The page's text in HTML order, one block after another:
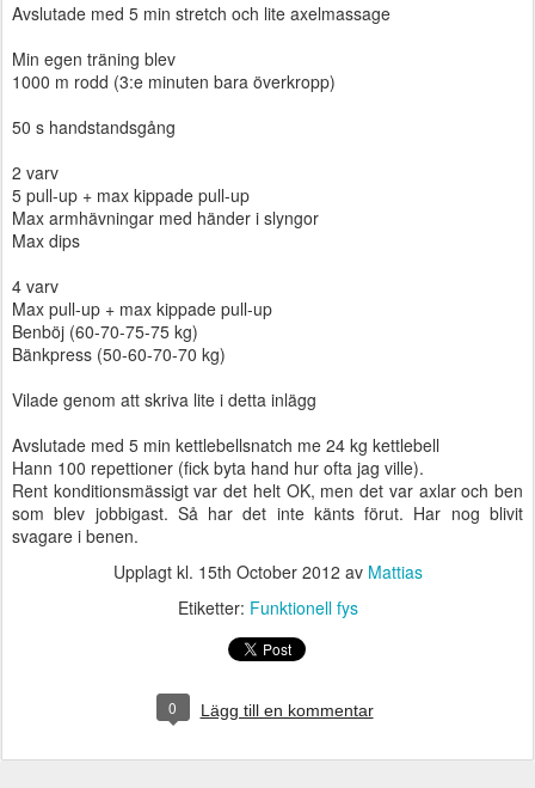
Avslutade med 5 min stretch och lite axelmassage
Min egen träning blev
1000 m rodd (3:e minuten bara överkropp)
50 s handstandsgång
2 varv
5 pull-up + max kippade pull-up
Max armhävningar med händer i slyngor
Max dips
4 varv
Max pull-up + max kippade pull-up
Benböj (60-70-75-75 kg)
Bänkpress (50-60-70-70 kg)
Vilade genom att skriva lite i detta inlägg
Avslutade med 5 min kettlebellsnatch me 24 kg kettlebell
Hann 100 repettioner (fick byta hand hur ofta jag ville).
Rent konditionsmässigt var det helt OK, men det var axlar och ben
som blev jobbigast. Så har det inte känts förut. Har nog blivit
svagare i benen.
Upplagt kl. 15th October 2012 av Mattias
Etiketter: Funktionell fys
0 Lägg till en kommentar